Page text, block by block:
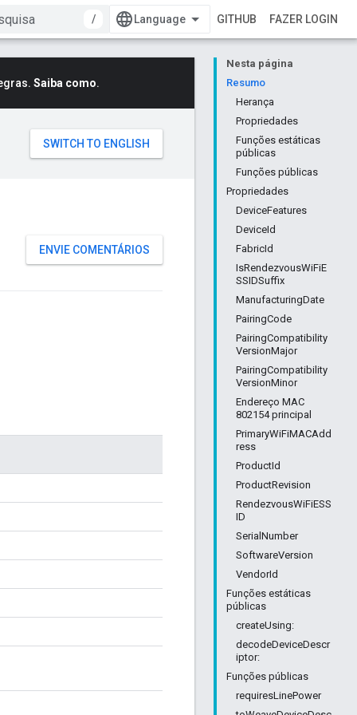
/
GITHUB FAZER LOGIN
Nesta página
Resumo
Herança
Propriedades
Funções estáticas
públicas
Funções públicas
Propriedades
DeviceFeatures
DeviceId
FabricId
IsRendezvousWiFiE
SSIDSuffix
ManufacturingDate
PairingCode
PairingCompatibility
VersionMajor
PairingCompatibility
VersionMinor
Endereço MAC
802154 principal
PrimaryWiFiMACAdd
ress
ProductId
ProductRevision
RendezvousWiFiESS
ID
SerialNumber
SoftwareVersion
VendorId
Funções estáticas
públicas
createUsing:
decodeDeviceDescr
iptor:
Funções públicas
requiresLinePower
Saiba como.
ENVIE COMENTÁRIOS